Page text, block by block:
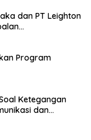
dan PT Leighton
Program
Ketegangan